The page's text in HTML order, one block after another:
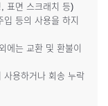
표면 스크래치 등)
등의 사용을 하지
에는 교환 및 환불이
사용하거나 회송 누락